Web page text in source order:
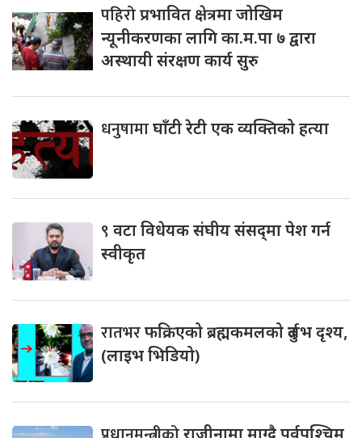
पहिरोप्रभावित क्षेत्रमा जोखिम
न्यूनीकरणका लागि का.म.पा ७ द्वारा
अस्थायी संरक्षण कार्य सुरु
धनुषामाघाँटी रेटी एक व्यक्तिको हत्या
९ वटा विधेयक संघीय संसद्‌मा पेश गर्न
स्वीकृत
रातभरफक्रिएको ब्रह्मकमलको दुर्लभ दृश्य,
(लाइभ भिडियो)
राजीनामा माग्दै पूर्वपश्चिम